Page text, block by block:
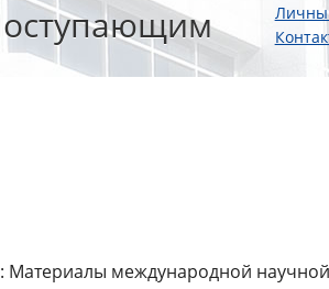
международной